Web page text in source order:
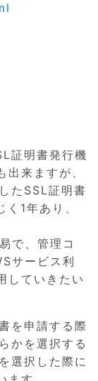
証明書発行機
来ますが、
SSL証明書
1年あり、
で、管理コ
サービス利
していきたい
申請する際
かを選択する
選択した際に